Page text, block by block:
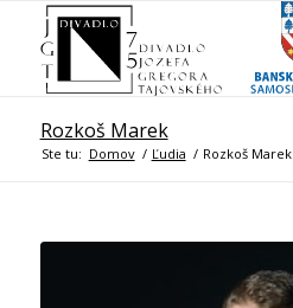
Rozkoš Marek
Ste tu: Domov / Ľudia / Rozkoš Marek